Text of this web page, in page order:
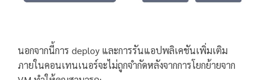
นอกจากนี้การ deploy และการรันแอปพลิเคชันเพิ่มเติม
ภายในคอนเทนเนอร์จะไม่ถูกจำกัดหลังจากการโยกย้ายจาก